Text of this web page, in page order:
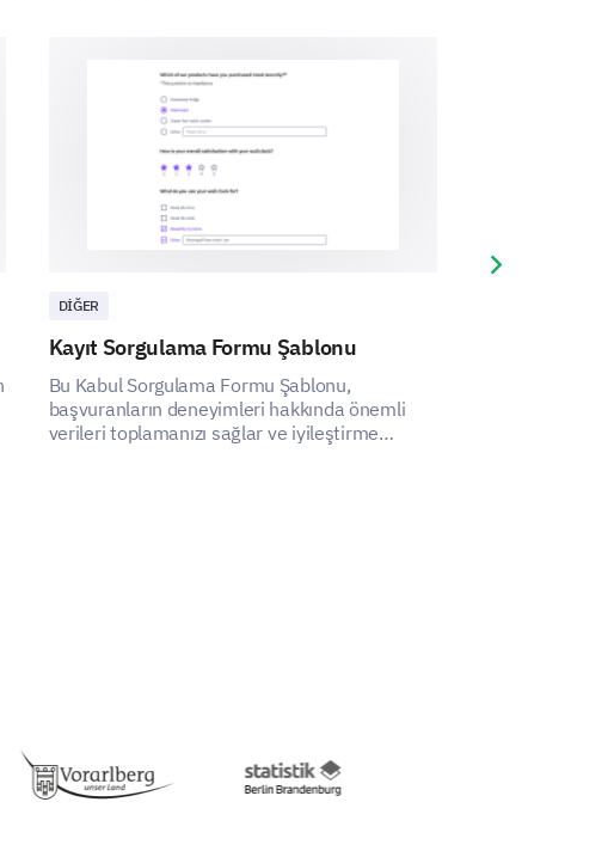
DIĞER
Kayıt Sorgulama Formu Şablonu
Bu Kabul Sorgulama Formu Şablonu,
başvuranların deneyimleri hakkında önemli
verileri toplamanızı sağlar ve iyileştirme
Next slide